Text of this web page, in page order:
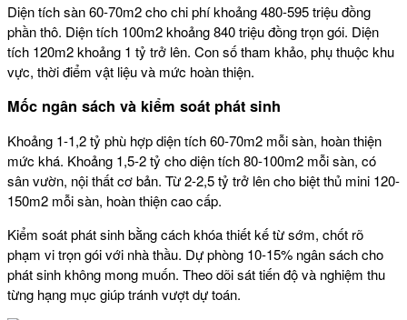
Diện tích sàn 60-70m2 cho chi phí khoảng 480-595 triệu đồng
phần thô. Diện tích 100m2 khoảng 840 triệu đồng trọn gói. Diện
tích 120m2 khoảng 1 tỷ trở lên. Con số tham khảo, phụ thuộc khu
vực, thời điểm vật liệu và mức hoàn thiện.
Mốc ngân sách và kiểm soát phát sinh
Khoảng 1-1,2 tỷ phù hợp diện tích 60-70m2 mỗi sàn, hoàn thiện
mức khá. Khoảng 1,5-2 tỷ cho diện tích 80-100m2 mỗi sàn, có
sân vườn, nội thất cơ bản. Từ 2-2,5 tỷ trở lên cho biệt thủ mini 120-
150m2 mỗi sàn, hoàn thiện cao cấp.
Kiểm soát phát sinh bằng cách khóa thiết kế từ sớm, chốt rõ
phạm vi trọn gói với nhà thầu. Dự phòng 10-15% ngân sách cho
phát sinh không mong muốn. Theo dõi sát tiến độ và nghiệm thu
từng hạng mục giúp tránh vượt dự toán.